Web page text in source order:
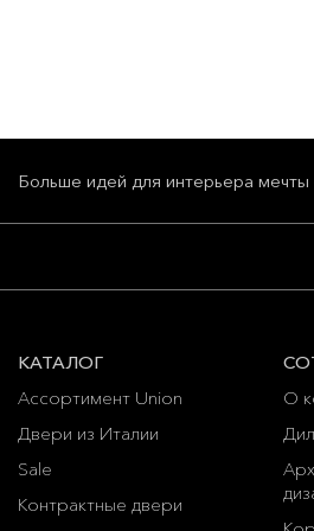
Больше идей для интерьера
КАТАЛОГ
Ассортимент Union
Двери из Италии
Sale
Контрактные двери
О